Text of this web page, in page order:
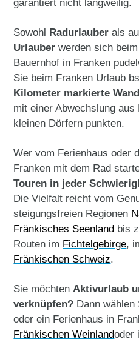
garantiert nicht langweilig.
Sowohl Radurlauber als
Urlauberwerden sich
Bauernhof in Franken
Sie beim Franken Urlaub
Kilometer markierte
mit einer Abwechslung
kleinen Dörfern punkten.
Wer vom Ferienhaus oder
Franken mit dem Rad
Touren in jeder
Die Vielfalt reicht vom
steigungsfreien Regionen
Fränkisches Seenland bis
Routen im Fichtelgebirge,
Fränkischen Schweiz.
Sie möchten Aktivurlaub
verknüpfen? Dann wählen
oder ein Ferienhaus in
Fränkischen Weinlandoder